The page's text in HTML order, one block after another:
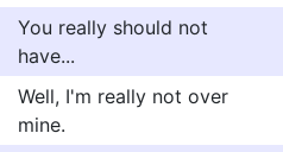
You really should not
have...
Well, I'm really not over
mine.